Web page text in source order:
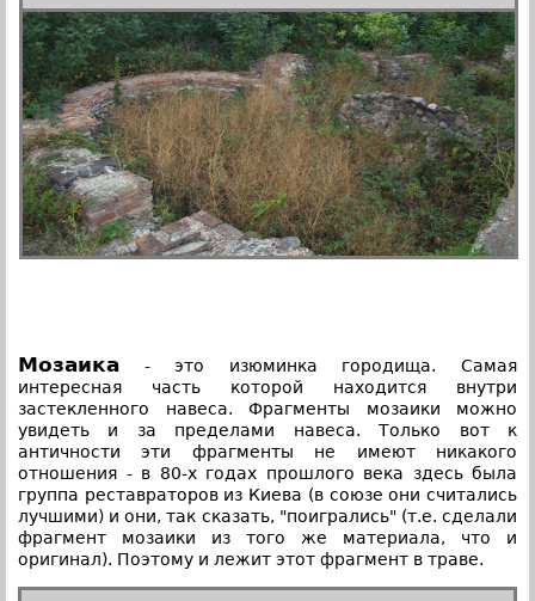
Мозаика - это изюминка городища. Самая
интересная часть которой находится внутри
застекленного навеса. Фрагменты мозаики можно
увидеть и за пределами навеса. Только вот к
античности эти фрагменты не имеют никакого
отношения - в 80-х годах прошлого века здесь была
группа реставраторов из Киева (в союзе они считались
лучшими) и они, так сказать, "поигрались" (т.е. сделали
фрагмент мозаики из того же материала, что и
оригинал). Поэтому и лежит этот фрагмент в траве.